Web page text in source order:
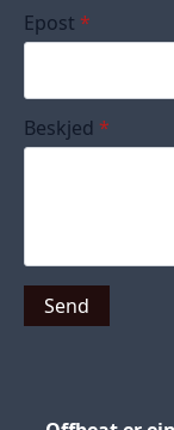
Epost *
Beskjed *
Send